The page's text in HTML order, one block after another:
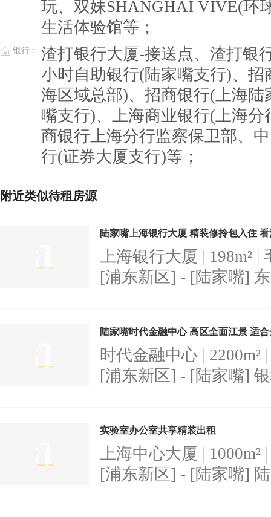
玩、双妹SHANGHAI VIVE(环
生活体验馆等；
银行：
渣打银行大厦-接送点、渣打银
小时自助银行(陆家嘴支行)、
海区域总部)、招商银行(上海
嘴支行)、上海商业银行(上海
商银行上海分行监察保卫部、
行(证券大厦支行)等；
附近类似待租房源
陆家嘴上海银行大厦 精装修拎包入住
上海银行大厦 | 198m² |
[浦东新区] - [陆家嘴] 东
时代金融中心 | 2200m² |
[浦东新区] - [陆家嘴] 银
实验室办公室共享精装出租
上海中心大厦 | 1000m² |
[浦东新区] - [陆家嘴] 陆